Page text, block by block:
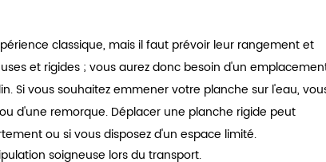
classique, mais il faut prévoir leur rangement et
et rigides ; vous aurez donc besoin d'un
Si vous souhaitez emmener votre planche sur l'eau,
d'une remorque. Déplacer une planche rigide peut
ou si vous disposez d'un espace limité.
soigneuse lors du transport.